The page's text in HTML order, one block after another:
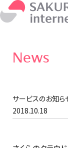
News
サービスのお知ら
2018.10.18